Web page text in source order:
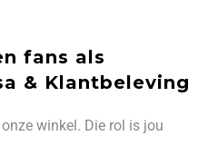
fans als
& Klantbeleving
winkel. Die rol is jou